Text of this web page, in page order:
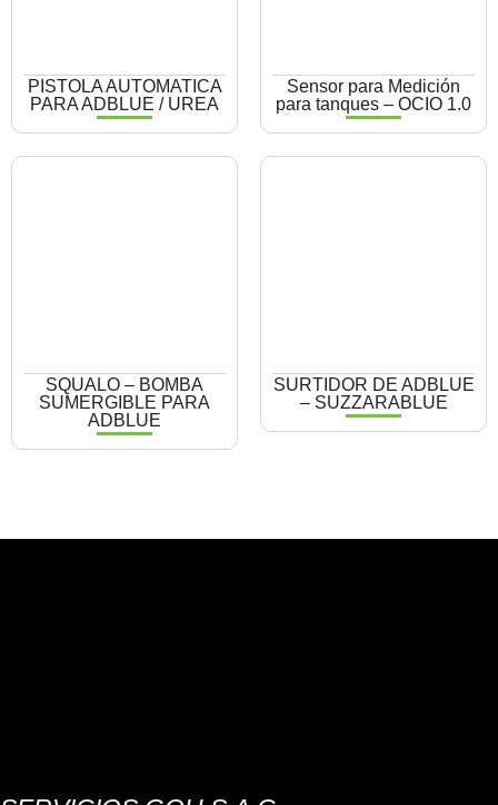
PISTOLA AUTOMATICA
PARA ADBLUE / UREA
Sensor para Medición
para tanques – OCIO 1.0
SQUALO – BOMBA
SUMERGIBLE PARA
ADBLUE
SURTIDOR DE ADBLUE
– SUZZARABLUE